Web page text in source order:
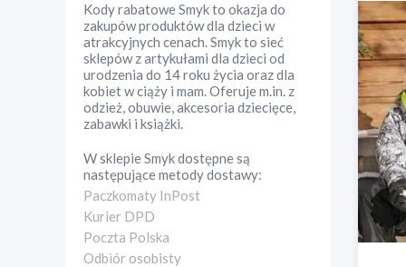
Kody rabatowe Smyk to okazja do
zakupów produktów dla dzieci w
atrakcyjnych cenach. Smyk to sieć
sklepów z artykułami dla dzieci od
urodzenia do 14 roku życia oraz dla
kobiet w ciąży i mam. Oferuje m.in. z
odzież, obuwie, akcesoria dziecięce,
zabawki i książki.
W sklepieSmykdostępne są
następujące metody dostawy:
Paczkomaty InPost
Kurier DPD
Poczta Polska
Odbiór osobisty